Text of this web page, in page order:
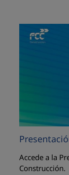
Accede a la
Construcción.